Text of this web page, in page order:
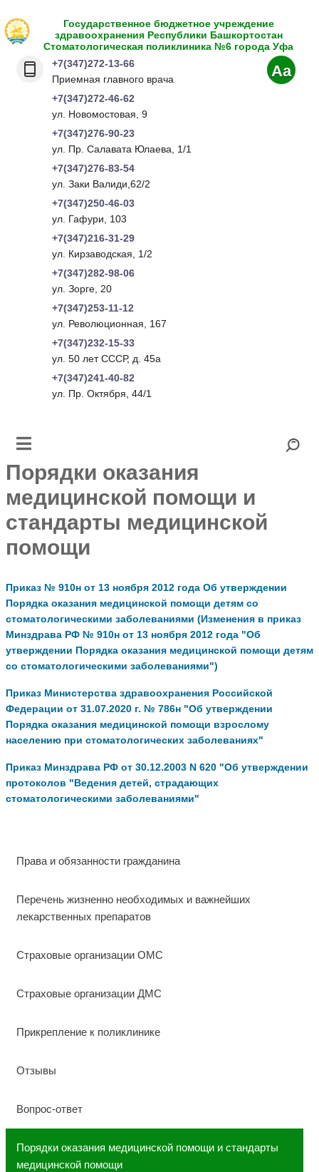
Государственное бюджетное учреждение
здравоохранения Республики Башкортостан
Стоматологическая поликлиника №6 города Уфа
+7(347)272-13-66
Приемная главного врача
+7(347)272-46-62
ул. Новомостовая, 9
+7(347)276-90-23
ул. Пр. Салавата Юлаева, 1/1
+7(347)276-83-54
ул. Заки Валиди,62/2
+7(347)250-46-03
ул. Гафури, 103
+7(347)216-31-29
ул. Кирзаводская, 1/2
+7(347)282-98-06
ул. Зорге, 20
+7(347)253-11-12
ул. Революционная, 167
+7(347)232-15-33
ул. 50 лет СССР, д. 45а
+7(347)241-40-82
ул. Пр. Октября, 44/1
Aa
Права и обязанности гражданина
Перечень жизненно необходимых и важнейших
лекарственных препаратов
Страховые организации ОМС
Страховые организации ДМС
Прикрепление к поликлинике
Отзывы
Вопрос-ответ
Порядки оказания медицинской помощи и стандарты
медицинской помощи
Порядки оказания
медицинской помощи и
стандарты медицинской
помощи
Приказ № 910н от 13 ноября 2012 года Об утверждении
Порядка оказания медицинской помощи детям со
стоматологическими заболеваниями (Изменения в приказ
Минздрава РФ № 910н от 13 ноября 2012 года "Об
утверждении Порядка оказания медицинской помощи детям
со стоматологическими заболеваниями")
Приказ Министерства здравоохранения Российской
Федерации от 31.07.2020 г. № 786н "Об утверждении
Порядка оказания медицинской помощи взрослому
населению при стоматологических заболеваниях"
Приказ Минздрава РФ от 30.12.2003 N 620 "Об утверждении
протоколов "Ведения детей, страдающих
стоматологическими заболеваниями"